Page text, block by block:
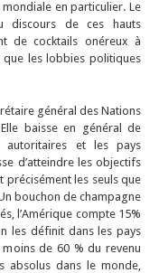
en particulier. Le
discours de ces hauts
de cocktails onéreux à
que les lobbies politiques
général des Nations
baisse en général de
autoritaires et les pays
d’atteindre les objectifs
précisément les seuls que
bouchon de champagne
l’Amérique compte 15%
les définit dans les pays
de 60 % du revenu
absolus dans le monde,